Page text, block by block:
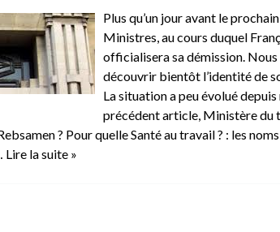
Plus qu’un jour avant le
Ministres, au cours duquel
officialisera sa démission. Nous
découvrir bientôt l’identité de
La situation a peu évolué
précédent article, Ministère du
? Pour quelle Santé au travail ? : les noms
Lire la suite »